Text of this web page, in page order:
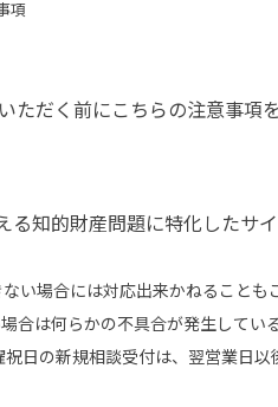
項
ただく前にこちらの注意事項
知的財産問題に特化したサイ
い場合には対応出来かねることも
合は何らかの不具合が発生してい
日の新規相談受付は、翌営業日以